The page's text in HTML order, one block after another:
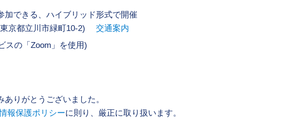
加できる、ハイブリッド形式で開催
東京都立川市緑町10-2)交通案内
スの「Zoom」を使用)
りがとうございました。
報保護ポリシーに則り、厳正に取り扱います。